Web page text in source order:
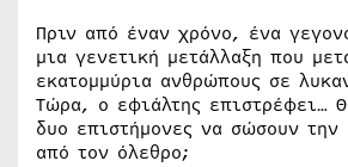
Πριν από έναν χρόνο, ένα
μια γενετική μετάλλαξη που
εκατομμύρια ανθρώπους σε
Τώρα, ο εφιάλτης επιστρέφει…
δυο επιστήμονες να σώσουν την
από τον όλεθρο;